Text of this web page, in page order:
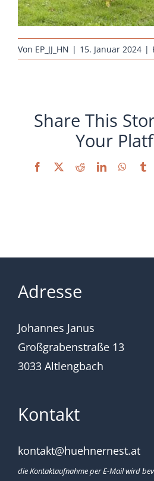
Sonstiges
Von EP_JJ_HN | 15. Januar 2024 |
Share This
Your
Facebook
X RedditLinkedIn
Adresse
Johannes Janus
Großgrabenstraße 13
3033 Altlengbach
Kontakt
kontakt@huehnernest.at
die Kontaktaufnahme per E-Mail wird